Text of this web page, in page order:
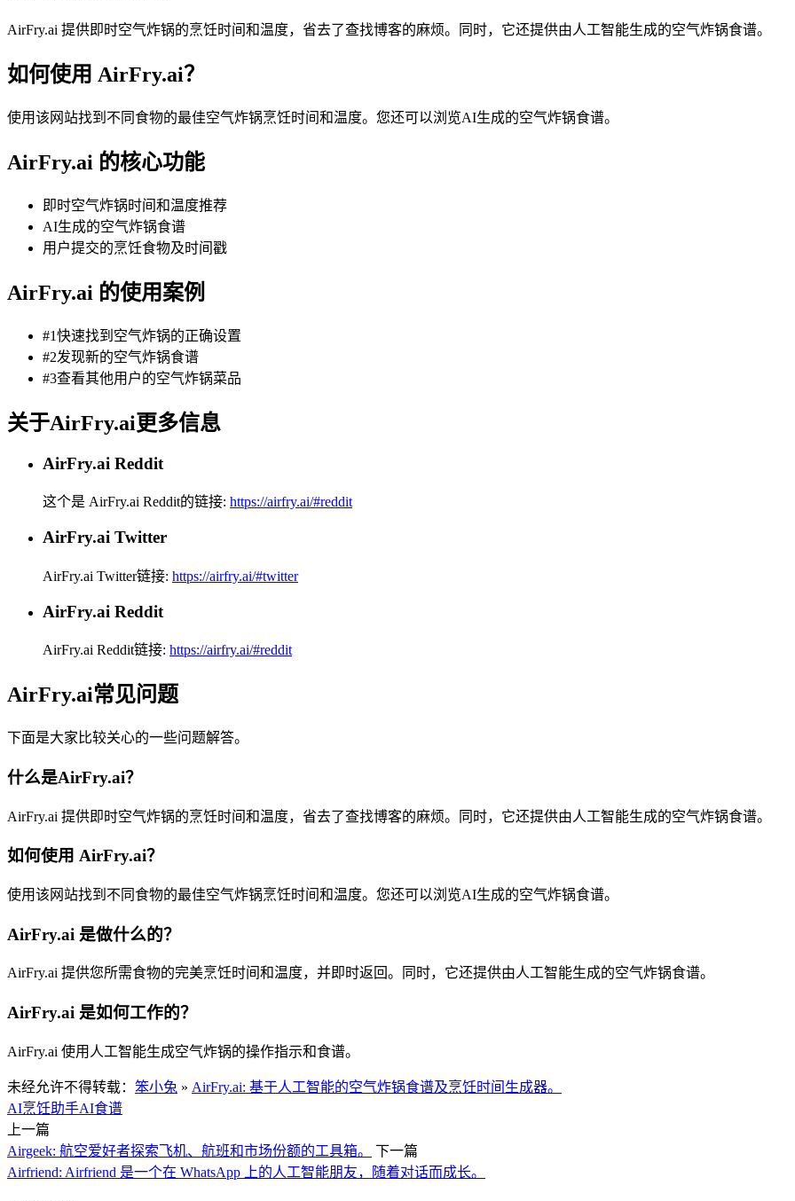
AirFry.ai 提供即时空气炸锅的烹饪时间和温度，省去了查找博客的麻烦。同时，它还提供由人工智能生成的空气炸锅食谱。
如何使用 AirFry.ai？
使用该网站找到不同食物的最佳空气炸锅烹饪时间和温度。您还可以浏览AI生成的空气炸锅食谱。
AirFry.ai 的核心功能
即时空气炸锅时间和温度推荐
AI生成的空气炸锅食谱
用户提交的烹饪食物及时间戳
AirFry.ai 的使用案例
#1快速找到空气炸锅的正确设置
#2发现新的空气炸锅食谱
#3查看其他用户的空气炸锅菜品
关于AirFry.ai更多信息
AirFry.ai Reddit
这个是 AirFry.ai Reddit的链接: https://airfry.ai/#reddit
AirFry.ai Twitter
AirFry.ai Twitter链接: https://airfry.ai/#twitter
AirFry.ai Reddit
AirFry.ai Reddit链接: https://airfry.ai/#reddit
AirFry.ai常见问题
下面是大家比较关心的一些问题解答。
什么是AirFry.ai？
AirFry.ai 提供即时空气炸锅的烹饪时间和温度，省去了查找博客的麻烦。同时，它还提供由人工智能生成的空气炸锅食谱。
如何使用 AirFry.ai？
使用该网站找到不同食物的最佳空气炸锅烹饪时间和温度。您还可以浏览AI生成的空气炸锅食谱。
AirFry.ai 是做什么的？
AirFry.ai 提供您所需食物的完美烹饪时间和温度，并即时返回。同时，它还提供由人工智能生成的空气炸锅食谱。
AirFry.ai 是如何工作的？
AirFry.ai 使用人工智能生成空气炸锅的操作指示和食谱。
未经允许不得转载： 笨小兔 » AirFry.ai: 基于人工智能的空气炸锅食谱及烹饪时间生成器。
AI烹饪助手AI食谱
上一篇
Airgeek: 航空爱好者探索飞机、航班和市场份额的工具箱。
下一篇
Airfriend: Airfriend 是一个在 WhatsApp 上的人工智能朋友，随着对话而成长。